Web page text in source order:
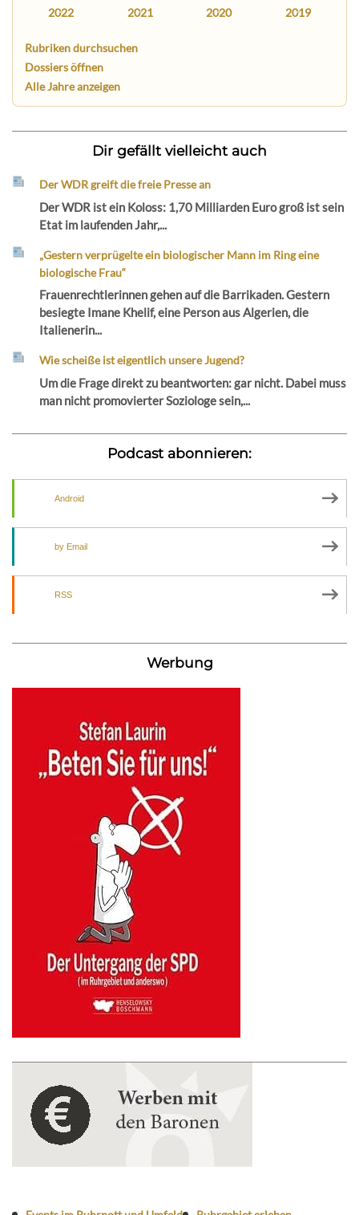
2022 2021 2020 2019
Rubriken durchsuchen
Dossiers öffnen
Alle Jahre anzeigen
Dir gefällt vielleicht auch
Der WDR greift die freie Presse an
Der WDR ist ein Koloss: 1,70 Milliarden Euro groß ist sein
Etat im laufenden Jahr,...
„Gestern verprügelte ein biologischer Mann im Ring eine
biologische Frau“
Frauenrechtlerinnen gehen auf die Barrikaden. Gestern
besiegte Imane Khelif, eine Person aus Algerien, die
Italienerin...
Wie scheiße ist eigentlich unsere Jugend?
Um die Frage direkt zu beantworten: gar nicht. Dabei muss
man nicht promovierter Soziologe sein,...
Podcast abonnieren:
Android
by Email
RSS
Werbung